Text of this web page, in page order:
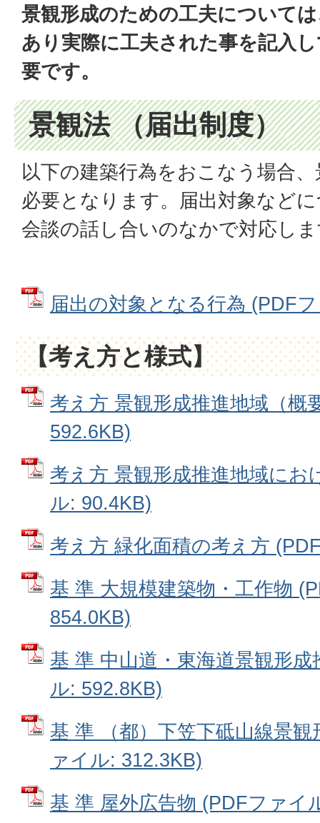
景観形成のための工夫について
あり実際に工夫された事を記入
要です。
景観法 （届出制度）
以下の建築行為をおこなう場合
必要となります。届出対象など
会談の話し合いのなかで対応し
届出の対象となる行為 (PDF
【考え方と様式】
考え方 景観形成推進地域（概
592.6KB)
考え方 景観形成推進地域にお
ル: 90.4KB)
考え方 緑化面積の考え方
基 準 大規模建築物・工作物
854.0KB)
基 準 中山道・東海道景観形
ル: 592.8KB)
基 準 （都）下笠下砥山線景
ァイル: 312.3KB)
基 準 屋外広告物 (PDFファイ